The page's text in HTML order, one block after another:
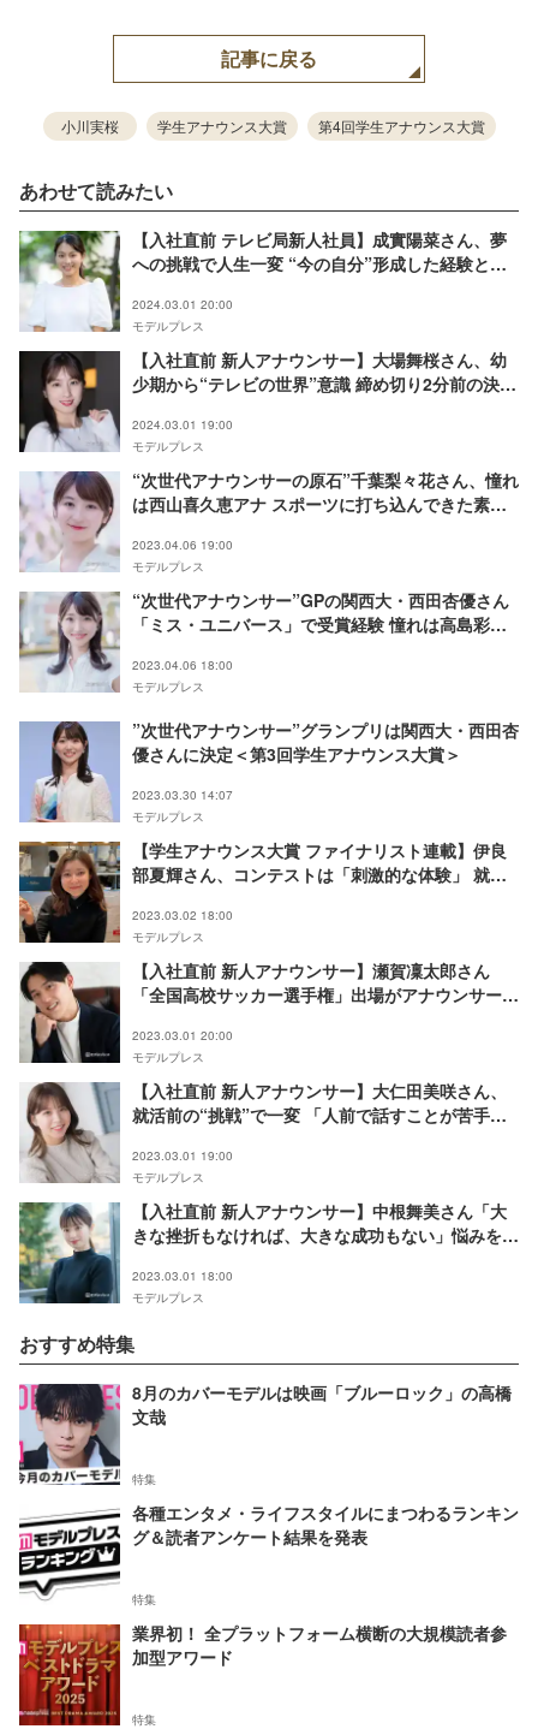
記事に戻る
小川実桜 学生アナウンス大賞 第4回学生アナウンス大賞
あわせて読みたい
【入社直前 テレビ局新人社員】成實陽菜さん、夢
への挑戦で人生一変 “今の自分”形成した経験とは
2024.03.01 20:00
モデルプレス
【入社直前 新人アナウンサー】大場舞桜さん、幼
少期から“テレビの世界”意識 締め切り2分前の決断
スト連載＞
2024.03.01 19:00
モデルプレス
“次世代アナウンサーの原石”千葉梨々花さん、憧れ
は西山喜久恵アナ スポーツに打ち込んできた素顔
＞
2023.04.06 19:00
モデルプレス
“次世代アナウンサー”GPの関西大・西田杏優さん
「ミス・ユニバース」で受賞経験 憧れは高島彩ア
2023.04.06 18:00
モデルプレス
”次世代アナウンサー”グランプリは関西大・西田杏
優さんに決定＜第3回学生アナウンス大賞＞
2023.03.30 14:07
モデルプレス
【学生アナウンス大賞 ファイナリスト連載】伊良
部夏輝さん、コンテストは「刺激的な体験」 就職
2023.03.02 18:00
モデルプレス
【入社直前 新人アナウンサー】瀬賀凜太郎さん
「全国高校サッカー選手権」出場がアナウンサーへ
ンス大賞 ファイナリスト連載＞
2023.03.01 20:00
モデルプレス
【入社直前 新人アナウンサー】大仁田美咲さん、
就活前の“挑戦”で一変 「人前で話すことが苦手」
ス大賞 ファイナリスト連載＞
2023.03.01 19:00
モデルプレス
【入社直前 新人アナウンサー】中根舞美さん「大
きな挫折もなければ、大きな成功もない」悩みを乗
ファイナリスト連載＞
2023.03.01 18:00
モデルプレス
おすすめ特集
8月のカバーモデルは映画「ブルーロック」の高橋
文哉
特集
各種エンタメ・ライフスタイルにまつわるランキン
グ＆読者アンケート結果を発表
特集
業界初！ 全プラットフォーム横断の大規模読者参
加型アワード
特集